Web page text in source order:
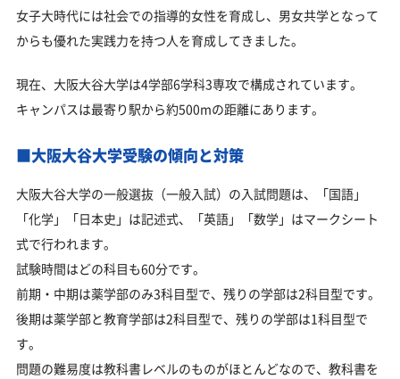
女子大時代には社会での指導的女性を育成し、男女共学となって
からも優れた実践力を持つ人を育成してきました。
現在、大阪大谷大学は4学部6学科3専攻で構成されています。
キャンパスは最寄り駅から約500mの距離にあります。
■大阪大谷大学受験の傾向と対策
大阪大谷大学の一般選抜（一般入試）の入試問題は、「国語」
「化学」「日本史」は記述式、「英語」「数学」はマークシート
式で行われます。
試験時間はどの科目も60分です。
前期・中期は薬学部のみ3科目型で、残りの学部は2科目型です。
後期は薬学部と教育学部は2科目型で、残りの学部は1科目型で
す。
問題の難易度は教科書レベルのものがほとんどなので、教科書を